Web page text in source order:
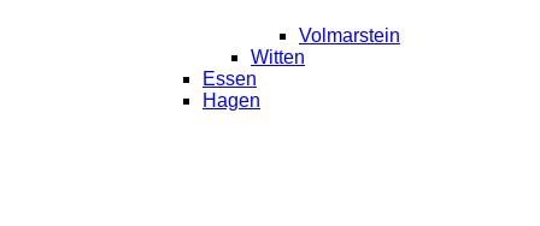
Volmarstein
Witten
Essen
Hagen